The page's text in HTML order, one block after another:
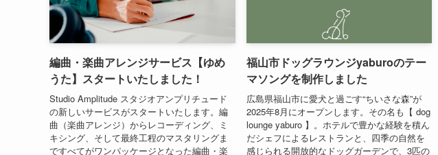
編曲・楽曲アレンジサービス【ゆめ
うた】スタートいたしました！
Studio Amplitude スタジオアンプリチュード
の新しいサービスがスタートいたします。編
曲（楽曲アレンジ）からレコーディング、ミ
キシング、そして最終工程のマスタリングま
ですべてがワンパッケージとなった編曲・楽
福山市ドッグラウンジyaburoのテー
マソングを制作しました
広島県福山市に愛犬と過ごす“ちいさな森”が
2025年8月にオープンします。その名も【 dog
lounge yaburo 】。ホテルで豊かな経験を積ん
だシェフによるレストランと、四季の自然を
感じられる開放的なドッグガーデンで、3匹の